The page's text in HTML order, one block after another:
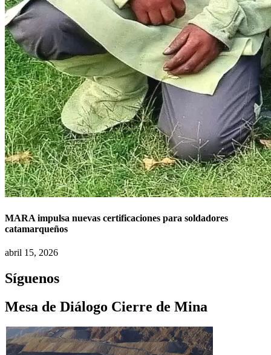
MARA impulsa nuevas certificaciones para soldadores
catamarqueños
abril 15, 2026
Síguenos
Mesa de Diálogo Cierre de Mina